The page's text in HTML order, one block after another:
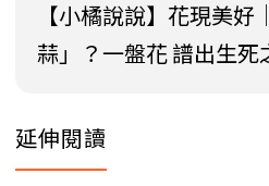
【小橘說說】花現美
蒜」？一盤花 譜出生死
延伸閱讀